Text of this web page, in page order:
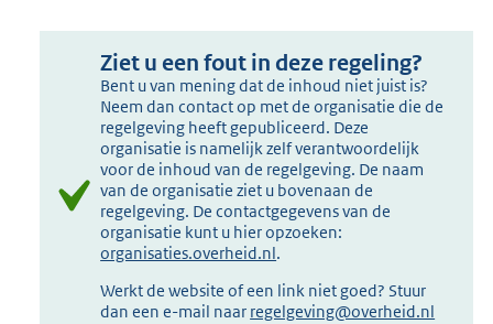
Ziet u een fout in deze regeling?
Bent u van mening dat de inhoud niet juist is?
Neem dan contact op met de organisatie die de
regelgeving heeft gepubliceerd. Deze
organisatie is namelijk zelf verantwoordelijk
voor de inhoud van de regelgeving. De naam
van de organisatie ziet u bovenaan de
regelgeving. De contactgegevens van de
organisatie kunt u hier opzoeken:
organisaties.overheid.nl.
Werkt de website of een link niet goed? Stuur
dan een e-mail naar regelgeving@overheid.nl